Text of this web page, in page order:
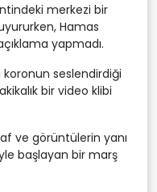
merkezi bir
Hamas
yapmadı.
koronun seslendirdiği
bir video klibi
ve görüntülerin yanı
başlayan bir marş